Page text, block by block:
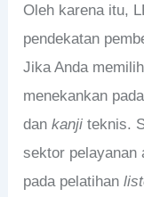
Oleh karena itu,
pendekatan
Jika Anda
menekankan
dankanji teknis.
sektor pelayanan
pada pelatihan